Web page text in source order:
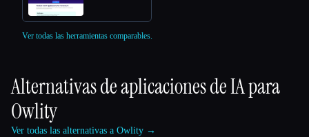
Ver todas las herramientas comparables.
Alternativas de aplicaciones de IA para
Owlity
Ver todas las alternativas a Owlity →